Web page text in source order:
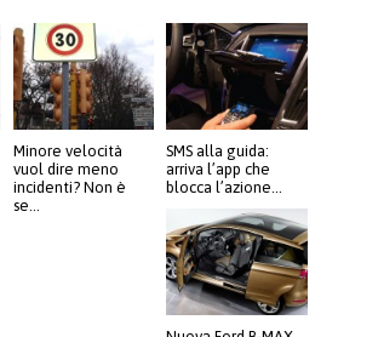
Minore velocità
vuol dire meno
incidenti? Non è
se...
SMS alla guida:
arriva l’app che
blocca l’azione...